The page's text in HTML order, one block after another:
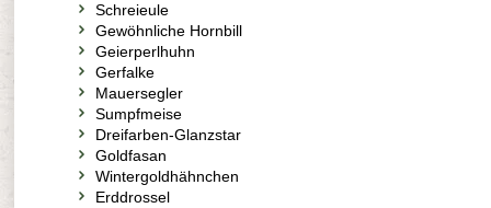
Schreieule
Gewöhnliche Hornbill
Geierperlhuhn
Gerfalke
Mauersegler
Sumpfmeise
Dreifarben-Glanzstar
Goldfasan
Wintergoldhähnchen
Erddrossel